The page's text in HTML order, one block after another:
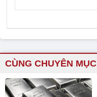
CÙNG CHUYÊN MỤC